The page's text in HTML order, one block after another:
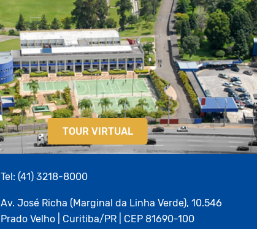
TOUR VIRTUAL
Tel: (41) 3218-8000
Av. José Richa (Marginal da Linha Verde), 10.546
Prado Velho | Curitiba/PR | CEP 81690-100